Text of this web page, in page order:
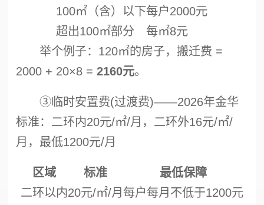
100㎡（含）以下每户2000元
超出100㎡部分
每㎡8元
举个例子：120㎡的房子，搬迁费 =
2000 + 20×8 = 2160元。
③临时安置费(过渡费)——2026年金华
标准：二环内20元/㎡/月，二环外16元/㎡/
月，最低1200元/月
区域 标准
最低保障
二环以内20元/㎡/月 每户每月不低于1200元